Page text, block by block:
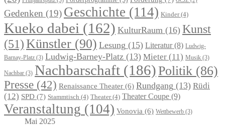
Gedenken (19) Geschichte (114) Kinder(4)
Kueko dabei (162) KulturRaum (16) Kunst
(51)Künstler (90) Lesung (15) Literatur(8) Ludwig-
Barnay-Platz (3) Ludwig-Barney-Platz (13) Mieter (11) Musik (3)
Nachbar (3) Nachbarschaft (186)Politik (86)
Presse (42) Renaissance Theater (6) Rundgang (13) Rüdi
(12) SPD (7) Stammtisch (4) Theater(4) Theater Coupe (9)
Veranstaltung (104) Vonovia (6) Wettbewerb (3)
Mai 2025